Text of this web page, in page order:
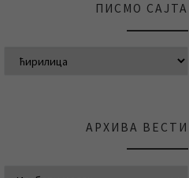
ПИСМО САЈТА
АРХИВА ВЕСТИ